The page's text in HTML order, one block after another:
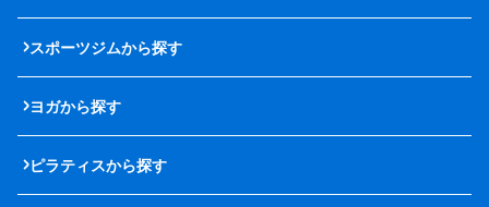
スポーツジムから探す
ヨガから探す
ピラティスから探す